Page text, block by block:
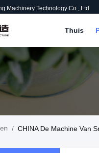
Machinery Technology Co., Ltd
Thuis
/ CHINA De Machine Van